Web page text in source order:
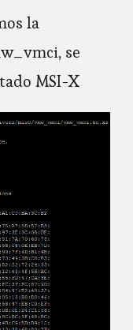
la
se
MSI-X